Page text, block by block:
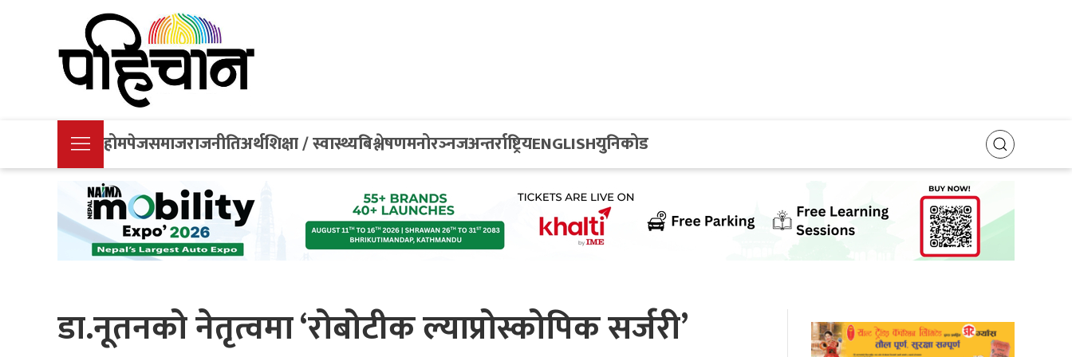
होमपेजसमाजराजनीतिअर्थशिक्षा / स्वास्थ्यबिश्लेषणमनोरञ्नजअन्तर्राष्ट्रियENGLISHयुनिकोड
डा.नूतनको नेतृत्वमा ‘रोबोटीक ल्याप्रोस्कोपिक सर्जरी’